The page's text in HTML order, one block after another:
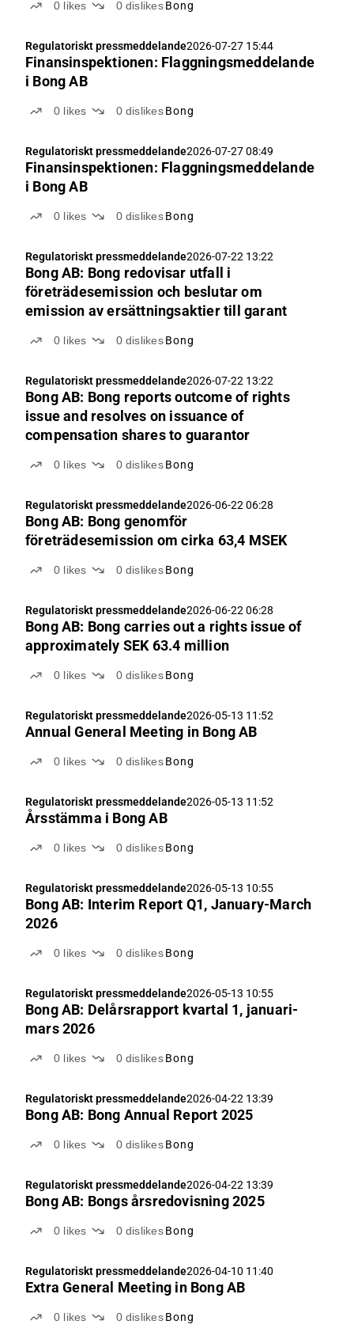
0 likes 0 dislikes Bong
Regulatoriskt pressmeddelande2026-07-27 15:44
Finansinspektionen: Flaggningsmeddelande
i Bong AB
0 likes 0 dislikes Bong
Regulatoriskt pressmeddelande2026-07-27 08:49
Finansinspektionen: Flaggningsmeddelande
i Bong AB
0 likes 0 dislikes Bong
Regulatoriskt pressmeddelande2026-07-22 13:22
Bong AB: Bong redovisar utfall i
företrädesemission och beslutar om
emission av ersättningsaktier till garant
0 likes 0 dislikes Bong
Regulatoriskt pressmeddelande2026-07-22 13:22
Bong AB: Bong reports outcome of rights
issue and resolves on issuance of
compensation shares to guarantor
0 likes 0 dislikes Bong
Regulatoriskt pressmeddelande2026-06-22 06:28
Bong AB: Bong genomför
företrädesemission om cirka 63,4 MSEK
0 likes 0 dislikes Bong
Regulatoriskt pressmeddelande2026-06-22 06:28
Bong AB: Bong carries out a rights issue of
approximately SEK 63.4 million
0 likes 0 dislikes Bong
Regulatoriskt pressmeddelande2026-05-13 11:52
Annual General Meeting in Bong AB
0 likes 0 dislikes Bong
Regulatoriskt pressmeddelande2026-05-13 11:52
Årsstämma i Bong AB
0 likes 0 dislikes Bong
Regulatoriskt pressmeddelande2026-05-13 10:55
Bong AB: Interim Report Q1, January-March
2026
0 likes 0 dislikes Bong
Regulatoriskt pressmeddelande2026-05-13 10:55
Bong AB: Delårsrapport kvartal 1, januari-
mars 2026
0 likes 0 dislikes Bong
Regulatoriskt pressmeddelande2026-04-22 13:39
Bong AB: Bong Annual Report 2025
0 likes 0 dislikes Bong
Regulatoriskt pressmeddelande2026-04-22 13:39
Bong AB: Bongs årsredovisning 2025
0 likes 0 dislikes Bong
Regulatoriskt pressmeddelande2026-04-10 11:40
Extra General Meeting in Bong AB
0 likes 0 dislikes Bong